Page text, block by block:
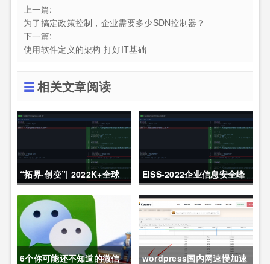
上一篇:
为了搞定政策控制，企业需要多少SDN控制器？
下一篇:
使用软件定义的架构 打好IT基础
相关文章阅读
“拓界·创变”| 2022K+全球
软件研发行业创新峰会上海
站敬请期待！
EISS-2022企业信息安全峰
会之深圳站 10月28日成功
举办
6个你可能还不知道的微信 wordpress国内网速慢加速